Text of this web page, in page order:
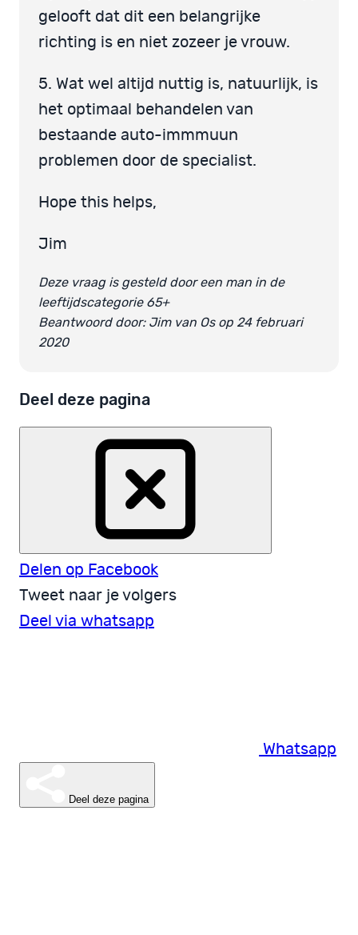
gelooft dat dit een belangrijke
richting is en niet zozeer je vrouw.
5. Wat wel altijd nuttig is, natuurlijk, is
het optimaal behandelen van
bestaande auto-immmuun
problemen door de specialist.
Hope this helps,
Jim
Deze vraag is gesteld door een man in de
leeftijdscategorie 65+
Beantwoord door: Jim van Os op 24 februari
2020
Deel deze pagina
Delen op Facebook
Tweet naar je volgers
Deel via whatsapp
Whatsapp
Deel deze pagina